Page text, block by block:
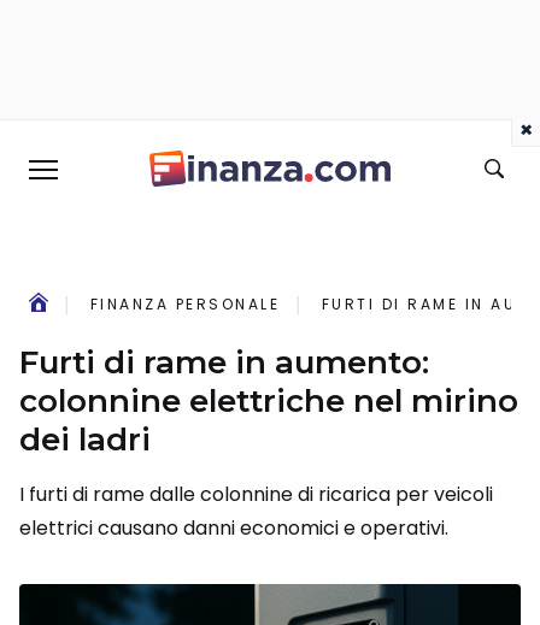
FINANZA PERSONALE FURTI DI RAME IN
Furti di rame in aumento:
colonnine elettriche nel mirino
dei ladri
I furti di rame dalle colonnine di ricarica per veicoli
elettrici causano danni economici e operativi.
×